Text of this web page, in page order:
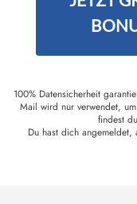
100% Datensicherheit
Mail wird nur verwendet,
findest
Du hast dich angemeldet,